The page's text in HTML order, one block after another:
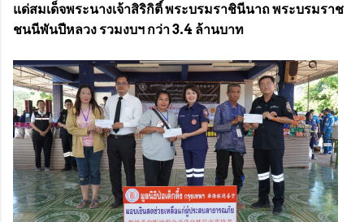
แด่สมเด็จพระนางเจ้าสิริกิติ์ พระบรมราชินีนาถ พระบรมราช
ชนนีพันปีหลวง รวมงบฯ กว่า 3.4 ล้านบาท